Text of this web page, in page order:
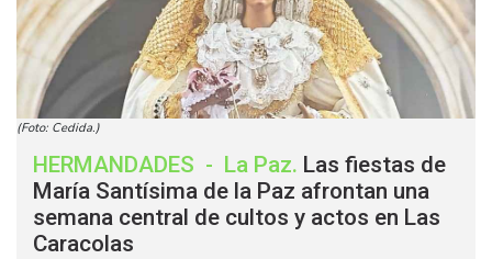
(Foto: Cedida.)
HERMANDADES - La Paz. Las fiestas de
María Santísima de la Paz afrontan una
semana central de cultos y actos en Las
Caracolas